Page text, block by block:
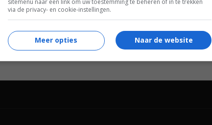
Cardinale, Joseph Ragno
16.01.1987
via de privacy- en cookie-instellingen.
Naar de website
Meer opties